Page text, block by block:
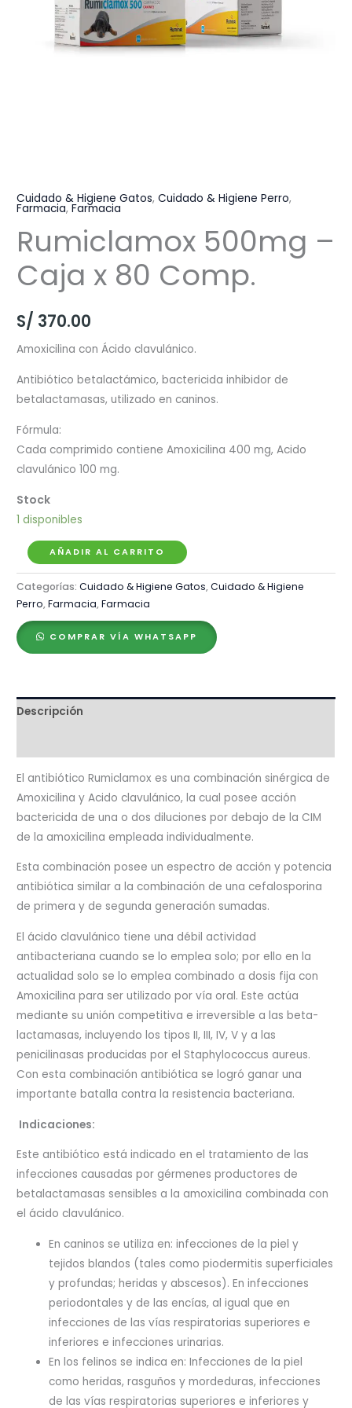
Cuidado & Higiene Gatos,Cuidado & Higiene Perro,
Farmacia,Farmacia
Rumiclamox 500mg –
Caja x 80 Comp.
S/ 370.00
Amoxicilina con Ácido clavulánico.
Antibiótico betalactámico, bactericida inhibidor de
betalactamasas, utilizado en caninos.
Fórmula:
Cada comprimido contiene Amoxicilina 400 mg, Acido
clavulánico 100 mg.
1 disponibles
Rumiclamox
500mg
–
Caja
x
80
AÑADIR AL CARRITO
Categorías:Cuidado & Higiene Gatos,Cuidado & Higiene
Perro,Farmacia,Farmacia
COMPRAR VÍA WHATSAPP
Descripción
El antibiótico Rumiclamox es una combinación sinérgica de
Amoxicilina y Acido clavulánico, la cual posee acción
bactericida de una o dos diluciones por debajo de la CIM
de la amoxicilina empleada individualmente.
Esta combinación posee un espectro de acción y potencia
antibiótica similar a la combinación de una cefalosporina
de primera y de segunda generación sumadas.
El ácido clavulánico tiene una débil actividad
antibacteriana cuando se lo emplea solo; por ello en la
actualidad solo se lo emplea combinado a dosis fija con
Amoxicilina para ser utilizado por vía oral. Este actúa
mediante su unión competitiva e irreversible a las beta-
lactamasas, incluyendo los tipos II, III, IV, V y a las
penicilinasas producidas por el Staphylococcus aureus.
Con esta combinación antibiótica se logró ganar una
importante batalla contra la resistencia bacteriana.
Indicaciones:
Este antibiótico está indicado en el tratamiento de las
infecciones causadas por gérmenes productores de
betalactamasas sensibles a la amoxicilina combinada con
el ácido clavulánico.
En caninos se utiliza en: infecciones de la piel y
tejidos blandos (tales como piodermitis superficiales
y profundas; heridas y abscesos). En infecciones
periodontales y de las encías, al igual que en
infecciones de las vías respiratorias superiores e
inferiores e infecciones urinarias.
En los felinos se indica en: Infecciones de la piel
como heridas, rasguños y mordeduras, infecciones
de las vías respiratorias superiores e inferiores y